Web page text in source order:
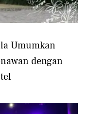
Umumkan
dengan